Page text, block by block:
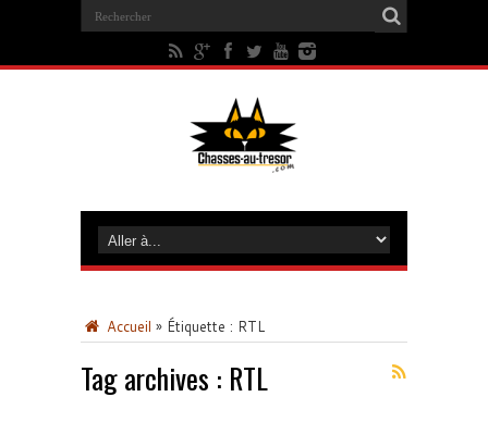
Accueil » Étiquette : RTL
Tag archives : RTL